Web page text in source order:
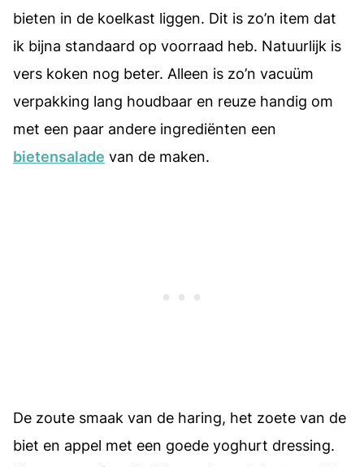
bieten in de koelkast liggen. Dit is zo’n item dat
ik bijna standaard op voorraad heb. Natuurlijk is
vers koken nog beter. Alleen is zo’n vacuüm
verpakking lang houdbaar en reuze handig om
met een paar andere ingrediënten een
bietensalade van de maken.
De zoute smaak van de haring, het zoete van de
biet en appel met een goede yoghurt dressing.